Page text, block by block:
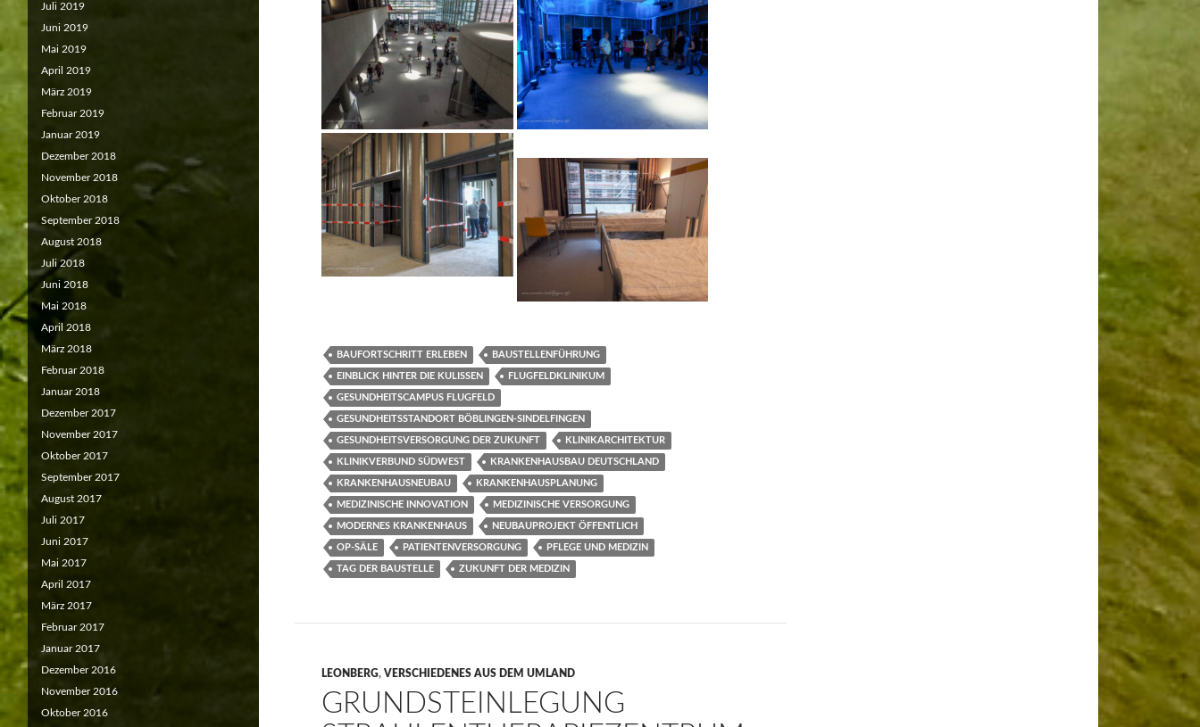
BAUFORTSCHRITT ERLEBEN BAUSTELLENFÜHRUNG
EINBLICK HINTER DIE KULISSEN FLUGFELDKLINIKUM
GESUNDHEITSCAMPUS FLUGFELD
GESUNDHEITSSTANDORT BÖBLINGEN-SINDELFINGEN
GESUNDHEITSVERSORGUNG DER ZUKUNFT KLINIKARCHITEKTUR
KLINIKVERBUND SÜDWEST KRANKENHAUSBAU DEUTSCHLAND
KRANKENHAUSNEUBAU KRANKENHAUSPLANUNG
MEDIZINISCHE INNOVATION MEDIZINISCHE VERSORGUNG
MODERNES KRANKENHAUS NEUBAUPROJEKT ÖFFENTLICH
OP-SÄLE PATIENTENVERSORGUNG PFLEGE UND MEDIZIN
TAG DER BAUSTELLE ZUKUNFT DER MEDIZIN
LEONBERG, VERSCHIEDENES AUS DEM UMLAND
GRUNDSTEINLEGUNG
Juli 2019
Juni 2019
Mai 2019
April 2019
März 2019
Februar 2019
Januar 2019
Dezember 2018
November 2018
Oktober 2018
September 2018
August 2018
Juli 2018
Juni 2018
Mai 2018
April 2018
März 2018
Februar 2018
Januar 2018
Dezember 2017
November 2017
Oktober 2017
September 2017
August 2017
Juli 2017
Juni 2017
Mai 2017
April 2017
März 2017
Februar 2017
Januar 2017
Dezember 2016
November 2016
Oktober 2016